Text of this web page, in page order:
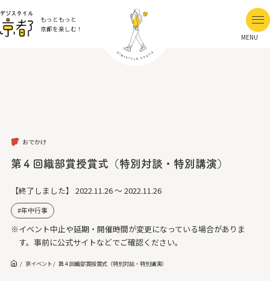
もっともっと
京都を楽しむ！
MENU
おでかけ
第４回織部賞授賞式（特別対談・特別講演）
【終了しました】 2022.11.26 ～ 2022.11.26
年中行事
※イベント中止や延期・開催時間が変更になっている場合がありま
す。事前に公式サイトなどでご確認ください。
京イベント 第４回織部賞授賞式（特別対談・特別講演）